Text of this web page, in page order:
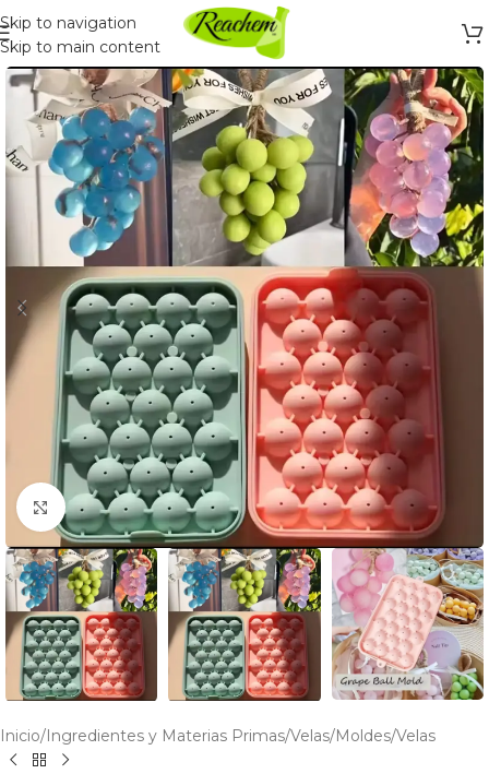
Skip to navigation
Skip to main content
Click to enlarge
Inicio/Ingredientes y Materias Primas/Velas/Moldes/Velas